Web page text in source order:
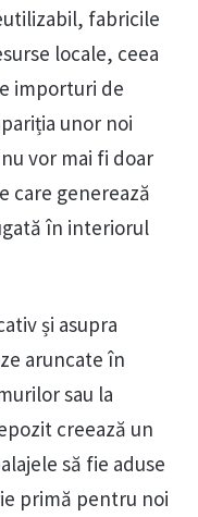
fabricile
locale, ceea
importuri de
unor noi
vor mai fi doar
care generează
în interiorul
și asupra
aruncate în
sau la
creează un
să fie aduse
primă pentru noi